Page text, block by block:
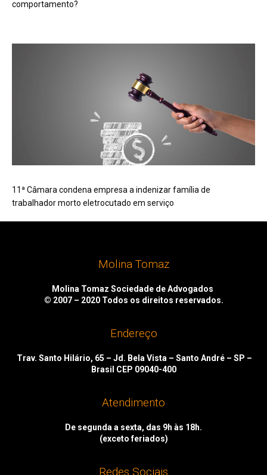
comportamento?
11ª Câmara condena empresa a indenizar família de
trabalhador morto eletrocutado em serviço
Molina Tomaz
Molina Tomaz Sociedade de Advogados
© 2007 – 2020 Todos os direitos reservados.
Endereço
Trav. Santo Hilário, 65 – Jd. Bela Vista – Santo André – SP –
Brasil CEP 09040-400
Atendimento
De segunda a sexta, das 9h às 18h.
(exceto feriados)
Redes Sociais